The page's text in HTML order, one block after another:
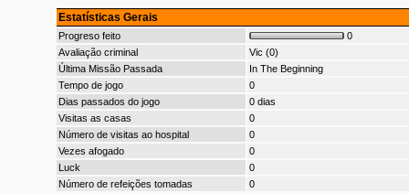
Estatísticas Gerais
Progreso feito
0
Avaliação criminal
Vic (0)
Última Missão Passada
In The Beginning
Tempo de jogo
0
Dias passados do jogo
0 dias
Visitas as casas
0
Número de visitas ao hospital
0
Vezes afogado
0
Luck
0
Número de refeições tomadas
0